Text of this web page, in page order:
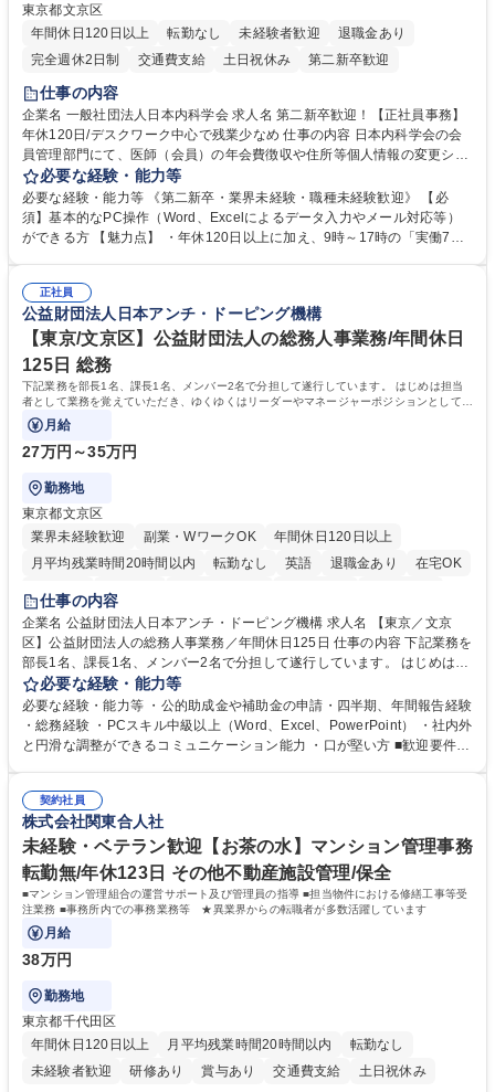
東京都文京区
年間休日120日以上
転勤なし 未経験者歓迎
退職金あり
完全週休2日制
交通費支給 土日祝休み 第二新卒歓迎
仕事の内容
企業名 一般社団法人日本内科学会 求人名 第二新卒歓迎！【正社員事務】
年休120日/デスクワーク中心で残業少なめ 仕事の内容 日本内科学会の会
員管理部門にて、医師（会員）の年会費徴収や住所等個人情報の変更シス
テム入力、電話・FAX対応をお任せします。将来的には、各種委員会の運
営事務局業務などにも幅広く携わっていただきます。 【会員管理・データ
入力業務】 ・医師（会員）の住所変更、個人情報のシステム登録・更新
・年会費の徴収管理や入金データの照合確認 【問い合わせ対応】 ・会員
年休120日/デスクワーク中心で残業少なめ
必要な経験・能力等
必要な経験・能力等 《第二新卒・業界未経験・職種未経験歓迎》 【必
須】基本的なPC操作（Word、Excelによるデータ入力やメール対応等）
ができる方 【魅力点】 ・年休120日以上に加え、9時～17時の「実働7時
整、資料作成、当日の運営サポート 学歴・資格 学歴：大学院 大学 語学
力： 資格：
正社員
公益財団法人日本アンチ・ドーピング機構
【東京/文京区】公益財団法人の総務人事業務/年間休日
125日 総務
下記業務を部長1名、課長1名、メンバー2名で分担して遂行しています。 はじめは担当
者として業務を覚えていただき、ゆくゆくはリーダーやマネージャーポジションとして活
躍いただくことを期待しています。
月給
27万円～35万円
勤務地
東京都文京区
業界未経験歓迎
副業・WワークOK
年間休日120日以上
月平均残業時間20時間以内
転勤なし 英語 退職金あり
在宅OK
賞与あり
育休あり
食事補助あり
仕事の内容
企業名 公益財団法人日本アンチ・ドーピング機構 求人名 【東京／文京
区】公益財団法人の総務人事業務／年間休日125日 仕事の内容 下記業務を
部長1名、課長1名、メンバー2名で分担して遂行しています。 はじめは担
当者として業務を覚えていただき、ゆくゆくはリーダーやマネージャーポ
ジションとして活躍いただくことを期待しています。 【総務・人事グルー
プの業務内容】 ・人事制度関連 ・採用活動 ・教育研修の企画、実行 ・勤
怠管理 ・官公庁への各種提出 ・法定の会議運営（評議員会、理事会） ・
管理 ・福利厚生関連 ・職員からの問合せ、相談対応 ・その他日常の総務
業務全般 募集職種 【東京／文京区】公益財団法人の総務人事業務／年間
休日125日
必要な経験・能力等
必要な経験・能力等 ・公的助成金や補助金の申請・四半期、年間報告経験
・総務経験 ・PCスキル中級以上（Word、Excel、PowerPoint） ・社内外
と円滑な調整ができるコミュニケーション能力 ・口が堅い方 ■歓迎要件
契約社員
株式会社関東合人社
未経験・ベテラン歓迎【お茶の水】マンション管理事務
転勤無/年休123日 その他不動産施設管理/保全
■マンション管理組合の運営サポート及び管理員の指導 ■担当物件における修繕工事等受
注業務 ■事務所内での事務業務等 ★異業界からの転職者が多数活躍しています
月給
38万円
勤務地
東京都千代田区
年間休日120日以上
月平均残業時間20時間以内
転勤なし
未経験者歓迎
研修あり 賞与あり 交通費支給 土日祝休み